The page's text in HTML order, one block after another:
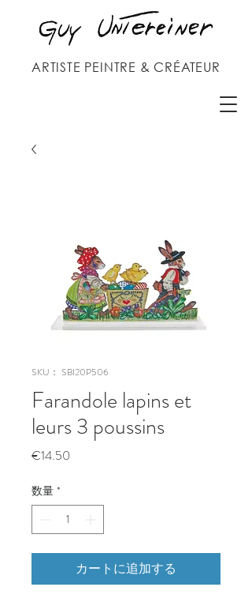
ARTISTE PEINTRE & CRÉATEUR
SKU： SBI20P506
Farandole lapins et
leurs 3 poussins
€14.50
数量 *
カートに追加する